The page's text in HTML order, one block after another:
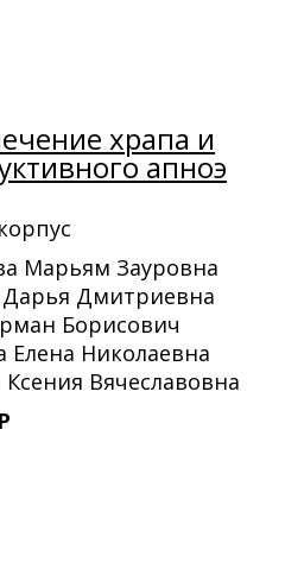
храпа и
апноэ
Марьям Зауровна
Дарья Дмитриевна
Борисович
Николаевна
Вячеславовна